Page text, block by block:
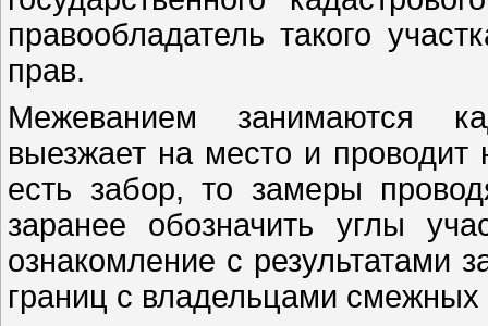
правообладатель такого
прав.
Межеванием занимаются
выезжает на место и
есть забор, то замеры
заранее обозначить углы
ознакомление с результатами
границ с владельцами смежных